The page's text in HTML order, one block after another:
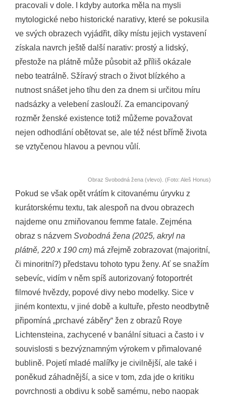
pracovali v dole. I kdyby autorka měla na mysli
mytologické nebo historické narativy, které se pokusila
ve svých obrazech vyjádřit, díky místu jejich vystavení
získala navrch ještě další narativ: prostý a lidský,
přestože na plátně může působit až příliš okázale
nebo teatrálně. Sžíravý strach o život blízkého a
nutnost snášet jeho tíhu den za dnem si určitou míru
nadsázky a velebení zaslouží. Za emancipovaný
rozměr ženské existence totiž můžeme považovat
nejen odhodlání obětovat se, ale též nést břímě života
se vztyčenou hlavou a pevnou vůlí.
Obraz Svobodná žena (vlevo). (Foto: Aleš Honus)
Pokud se však opět vrátím k citovanému úryvku z
kurátorskému textu, tak alespoň na dvou obrazech
najdeme onu zmiňovanou femme fatale. Zejména
obraz s názvem Svobodná žena (2025, akryl na
plátně, 220 x 190 cm) má zřejmě zobrazovat (majoritní,
či minoritní?) představu tohoto typu ženy. Ať se snažím
sebevíc, vidím v něm spíš autorizovaný fotoportrét
filmové hvězdy, popové divy nebo modelky. Sice v
jiném kontextu, v jiné době a kultuře, přesto neodbytně
připomíná „prchavé záběry“ žen z obrazů Roye
Lichtensteina, zachycené v banální situaci a často i v
souvislosti s bezvýznamným výrokem v přimalované
bublině. Pojetí mladé malířky je civilnější, ale také i
poněkud záhadnější, a sice v tom, zda jde o kritiku
povrchnosti a obdivu k sobě samému, nebo naopak